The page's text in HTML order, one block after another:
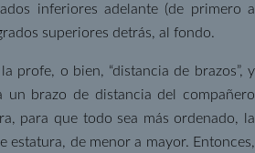
inferiores adelante (de primero a
superiores detrás, al fondo.
profe, o bien, “distancia de brazos”, y
un brazo de distancia del compañero
para que todo sea más ordenado, la
estatura, de menor a mayor. Entonces,